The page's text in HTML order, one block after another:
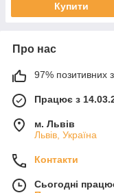
Купити
Про нас
97% позитивних з
Працює з
м. Львів
Львів, Україна
Контакти
Сьогодні